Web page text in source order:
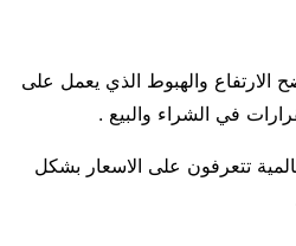
الارتفاع والهبوط الذي يعمل على
في الشراء والبيع .
تتعرفون على الاسعار بشكل